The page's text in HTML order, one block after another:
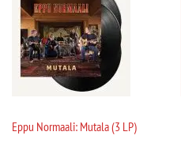
Eppu Normaali: Mutala (3 LP)